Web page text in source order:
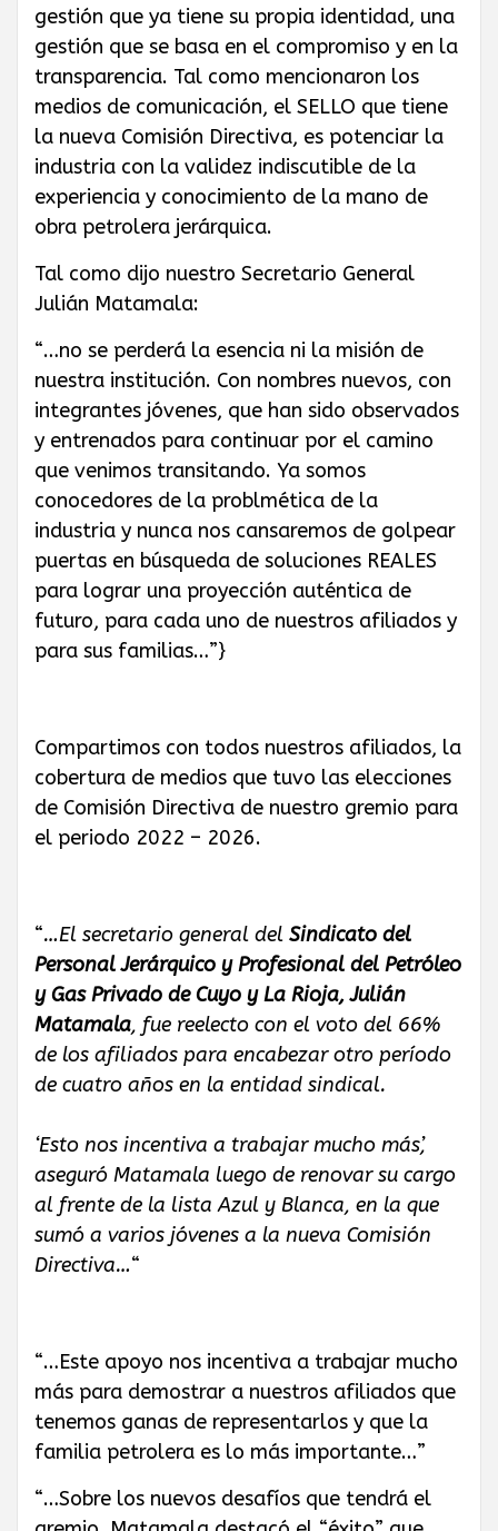
gestión que ya tiene su propia identidad, una
gestión que se basa en el compromiso y en la
transparencia. Tal como mencionaron los
medios de comunicación, el SELLO que tiene
la nueva Comisión Directiva, es potenciar la
industria con la validez indiscutible de la
experiencia y conocimiento de la mano de
obra petrolera jerárquica.
Tal como dijo nuestro Secretario General
Julián Matamala:
“…no se perderá la esencia ni la misión de
nuestra institución. Con nombres nuevos, con
integrantes jóvenes, que han sido observados
y entrenados para continuar por el camino
que venimos transitando. Ya somos
conocedores de la problmética de la
industria y nunca nos cansaremos de golpear
puertas en búsqueda de soluciones REALES
para lograr una proyección auténtica de
futuro, para cada uno de nuestros afiliados y
para sus familias…”}
Compartimos con todos nuestros afiliados, la
cobertura de medios que tuvo las elecciones
de Comisión Directiva de nuestro gremio para
el periodo 2022 – 2026.
“…El secretario general del Sindicato del
Personal Jerárquico y Profesional del Petróleo
y Gas Privado de Cuyo y La Rioja, Julián
Matamala, fue reelecto con el voto del 66%
de los afiliados para encabezar otro período
de cuatro años en la entidad sindical.
‘Esto nos incentiva a trabajar mucho más’,
aseguró Matamala luego de renovar su cargo
al frente de la lista Azul y Blanca, en la que
sumó a varios jóvenes a la nueva Comisión
Directiva…“
“…Este apoyo nos incentiva a trabajar mucho
más para demostrar a nuestros afiliados que
tenemos ganas de representarlos y que la
familia petrolera es lo más importante…”
“…Sobre los nuevos desafíos que tendrá el